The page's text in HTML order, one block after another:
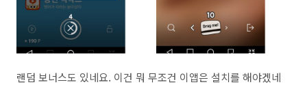
랜덤 보너스도 있네요. 이건 뭐 무조건 이앱은 설치를 해야겠네